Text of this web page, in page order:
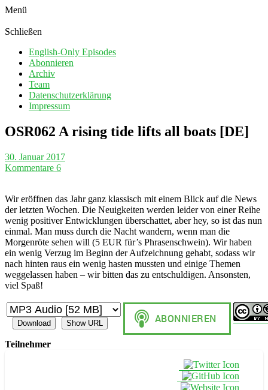
Menü
Schließen
English-Only Episodes
Abonnieren
Archiv
Team
Datenschutzerklärung
Impressum
OSR062 A rising tide lifts all boats [DE]
30. Januar 2017
Kommentare 6
Wir eröffnen das Jahr ganz klassisch mit einem Blick auf die News
der letzten Wochen. Die Neuigkeiten werden leider von einer Reihe
wenig positiver Entwicklungen überschattet, aber hey, so ist das nun
einmal. Man muss durch die Nacht wandern, wenn man die
Morgenröte sehen will (5 EUR für’s Phrasenschwein). Wir haben
ein wenig Verzug im Beginn der Aufzeichnung gehabt, sodass wir
nach hinten raus ein wenig hasten mussten und einige Themen
weggelassen haben – wir bitten das zu entschuldigen. Ansonsten,
viel Spaß!
Download Show URL
Teilnehmer